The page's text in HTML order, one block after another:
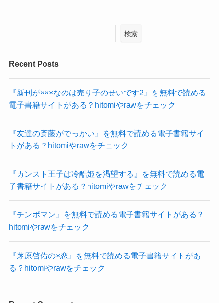
検索
Recent Posts
『新刊が×××なのは売り子のせいです2』を無料で読める
電子書籍サイトがある？hitomiやrawをチェック
『友達の斎藤がでっかい』を無料で読める電子書籍サイ
トがある？hitomiやrawをチェック
『カンスト王子は冷酷姫を渇望する』を無料で読める電
子書籍サイトがある？hitomiやrawをチェック
『チンポマン』を無料で読める電子書籍サイトがある？
hitomiやrawをチェック
『茅原啓佑の×恋』を無料で読める電子書籍サイトがあ
る？hitomiやrawをチェック